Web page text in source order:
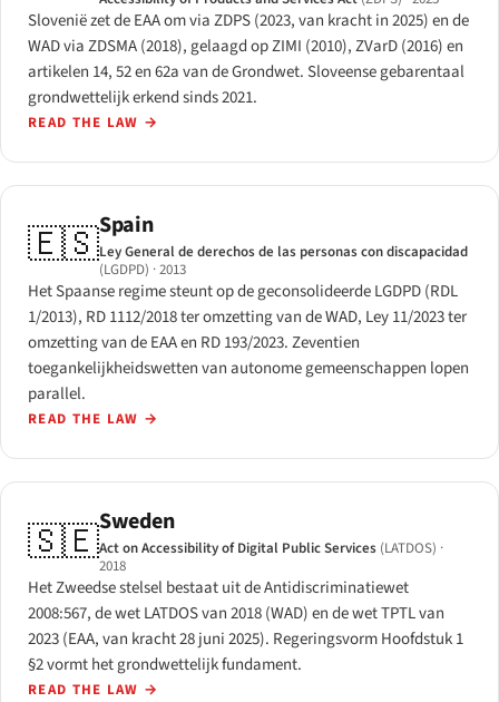
Slovenië zet de EAA om via ZDPS (2023, van kracht in 2025) en de
WAD via ZDSMA (2018), gelaagd op ZIMI (2010), ZVarD (2016) en
artikelen 14, 52 en 62a van de Grondwet. Sloveense gebarentaal
grondwettelijk erkend sinds 2021.
READ THE LAW →
🇪🇸Spain
Ley General de derechos de las personas con discapacidad
(LGDPD) · 2013
Het Spaanse regime steunt op de geconsolideerde LGDPD (RDL
1/2013), RD 1112/2018 ter omzetting van de WAD, Ley 11/2023 ter
omzetting van de EAA en RD 193/2023. Zeventien
toegankelijkheidswetten van autonome gemeenschappen lopen
parallel.
READ THE LAW →
🇸🇪Sweden
Act on Accessibility of Digital Public Services (LATDOS) ·
2018
Het Zweedse stelsel bestaat uit de Antidiscriminatiewet
2008:567, de wet LATDOS van 2018 (WAD) en de wet TPTL van
2023 (EAA, van kracht 28 juni 2025). Regeringsvorm Hoofdstuk 1
§2 vormt het grondwettelijk fundament.
READ THE LAW →